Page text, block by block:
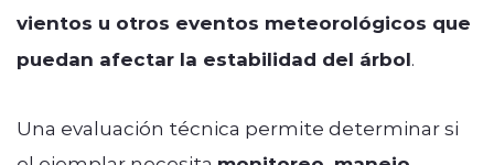
vientos u otros eventos meteorológicos que
puedan afectar la estabilidad del árbol.
Una evaluación técnica permite determinar si